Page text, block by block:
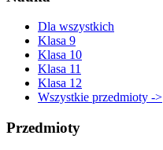
Dla wszystkich
Klasa 9
Klasa 10
Klasa 11
Klasa 12
Wszystkie przedmioty ->
Przedmioty